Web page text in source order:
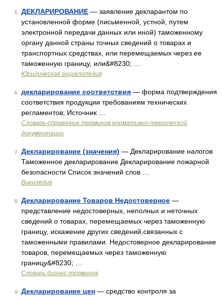
5 ДЕКЛАРИРОВАНИЕ — заявление декларантом по
установленной форме (письменной, устной, путем
электронной передачи данных или иной) таможенному
органу данной страны точных сведений о товарах и
транспортных средствах, или перемещаемых через ее
таможенную границу, или&#8230; …
Юридическая энциклопедия
6 декларирование соответствия — форма подтверждения
соответствия продукции требованиям технических
регламентов; Источник …
Словарь-справочник терминов нормативно-технической
документации
7 Декларирование (значения) — Декларирование налогов
Таможенное декларирование Декларирование пожарной
безопасности Cписок значений слов …
Википедия
8 Декларирование Товаров Недостоверное —
представление недостоверных, неполных и неточных
сведений о товарах, перемещаемых через таможенную
границу, искажение других сведений,связанных с
таможенными правилами. Недостоверное декларирование
товаров, перемещаемых через таможенную
границу&#8230; …
Словарь бизнес-терминов
9 Декларирование цен — средство контроля за